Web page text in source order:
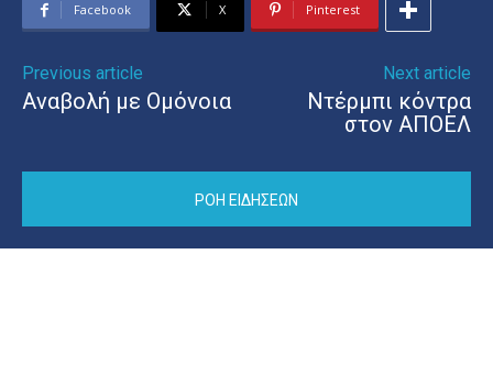
Facebook X Pinterest
Previous article
Αναβολή με Ομόνοια
Next article
Ντέρμπι κόντρα
στον ΑΠΟΕΛ
ΡΟΗ ΕΙΔΗΣΕΩΝ